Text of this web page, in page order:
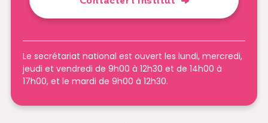
Le secrétariat national est ouvert les lundi, mercredi,
jeudi et vendredi de 9h00 à 12h30 et de 14h00 à
17h00, et le mardi de 9h00 à 12h30.